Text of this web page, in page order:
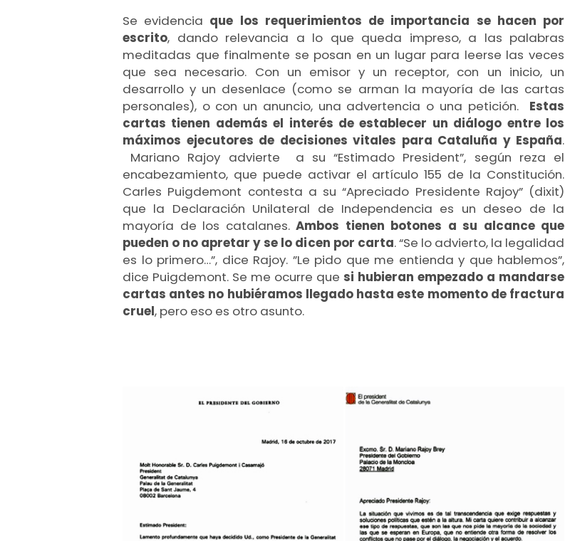
Se evidencia que los requerimientos de importancia se hacen por
escrito, dando relevancia a lo que queda impreso, a las palabras
meditadas que finalmente se posan en un lugar para leerse las veces
que sea necesario. Con un emisor y un receptor, con un inicio, un
desarrollo y un desenlace (como se arman la mayoría de las cartas
personales), o con un anuncio, una advertencia o una petición. Estas
cartas tienen además el interés de establecer un diálogo entre los
máximos ejecutores de decisiones vitales para Cataluña y España.
Mariano Rajoy advierte a su “Estimado President”, según reza el
encabezamiento, que puede activar el artículo 155 de la Constitución.
Carles Puigdemont contesta a su “Apreciado Presidente Rajoy” (dixit)
que la Declaración Unilateral de Independencia es un deseo de la
mayoría de los catalanes. Ambos tienen botones a su alcance que
pueden o no apretar y se lo dicen por carta. “Se lo advierto, la legalidad
es lo primero…”, dice Rajoy. ”Le pido que me entienda y que hablemos”,
dice Puigdemont. Se me ocurre que si hubieran empezado a mandarse
cartas antes no hubiéramos llegado hasta este momento de fractura
cruel, pero eso es otro asunto.